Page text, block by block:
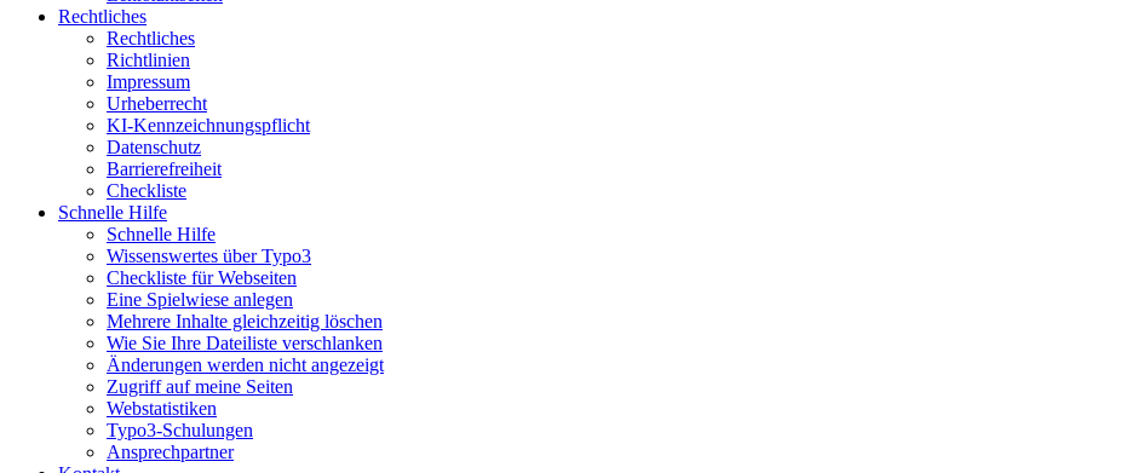
Rechtliches
Rechtliches
Richtlinien
Impressum
Urheberrecht
KI-Kennzeichnungspflicht
Datenschutz
Barrierefreiheit
Checkliste
Schnelle Hilfe
Schnelle Hilfe
Wissenswertes über Typo3
Checkliste für Webseiten
Eine Spielwiese anlegen
Mehrere Inhalte gleichzeitig löschen
Wie Sie Ihre Dateiliste verschlanken
Änderungen werden nicht angezeigt
Zugriff auf meine Seiten
Webstatistiken
Typo3-Schulungen
Ansprechpartner